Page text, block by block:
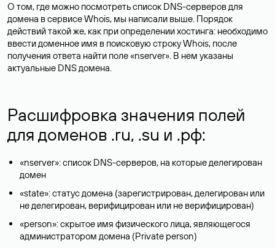
О том, где можно посмотреть список DNS-серверов для
домена в сервисе Whois, мы написали выше. Порядок
действий такой же, как при определении хостинга: необходимо
ввести доменное имя в поисковую строку Whois, после
получения ответа найти поле «nserver». В нем указаны
актуальные DNS домена.
Расшифровка значения полей
для доменов .ru, .su и .рф:
«nserver»: список DNS-серверов, на которые делегирован
домен
«state»: статус домена (зарегистрирован, делегирован или
не делегирован, верифицирован или не верифицирован)
«person»: скрытое имя физического лица, являющегося
администратором домена (Privatе person)